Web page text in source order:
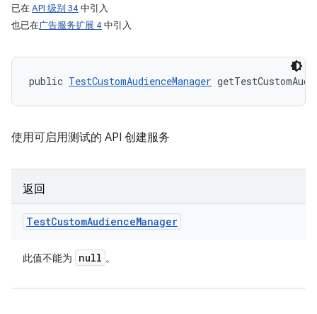
已在API 级别 34 中引入
也已在广告服务扩展 4 中引入
public TestCustomAudienceManager
使用可启用测试的 API 创建服务
返回
TestCustomAudienceManager
此值不能为 null 。